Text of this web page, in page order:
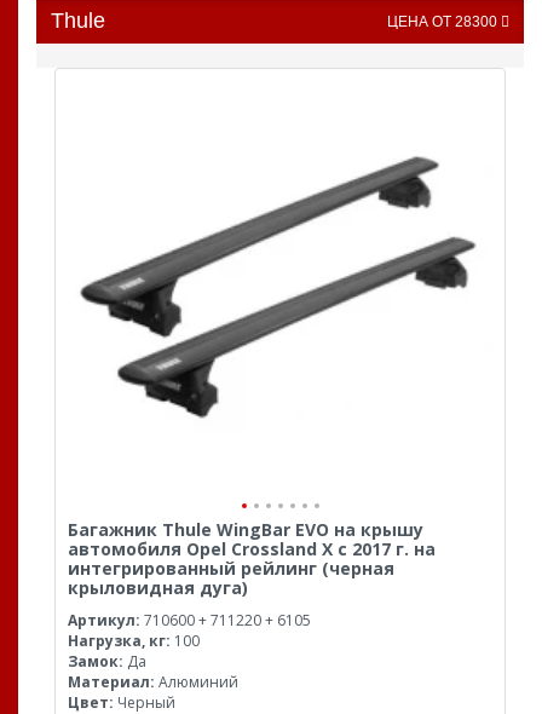
Thule ЦЕНА ОТ 28300
Багажник Thule WingBar EVO на крышу
автомобиля Opel Crossland X с 2017 г. на
интегрированный рейлинг (черная
крыловидная дуга)
Артикул: 710600 + 711220 + 6105
Нагрузка, кг: 100
Замок: Да
Материал: Алюминий
Цвет: Черный